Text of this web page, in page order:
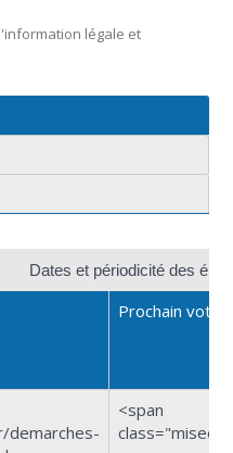
légale et
Dates et périodicité des
Prochain vote
demarches-
<span